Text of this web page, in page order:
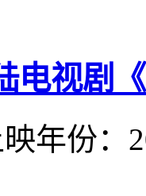
电视剧
映年份：